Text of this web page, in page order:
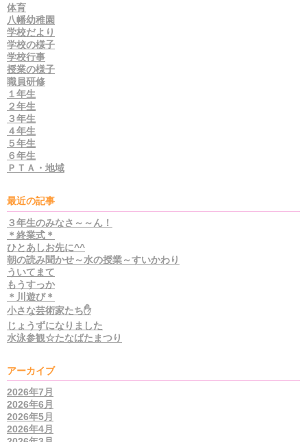
体育
八幡幼稚園
学校だより
学校の様子
学校行事
授業の様子
職員研修
１年生
２年生
３年生
４年生
５年生
６年生
ＰＴＡ・地域
最近の記事
３年生のみなさ～～ん！
＊終業式＊
ひとあしお先に^^
朝の読み聞かせ～水の授業～すいかわり
ういてまて
もうすっか
＊川遊び＊
小さな芸術家たち✋
じょうずになりました
水泳参観☆たなばたまつり
アーカイブ
2026年7月
2026年6月
2026年5月
2026年4月